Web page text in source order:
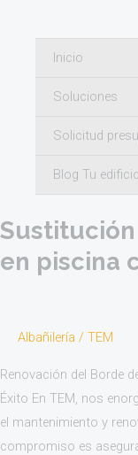
contenidoInicio
Soluciones
Solicitud
Blog Tu
en piscina
Albañilería / TEM
Renovación del Borde
Éxito En TEM, nos
el mantenimiento y
compromiso es
Sustitución
borde
de